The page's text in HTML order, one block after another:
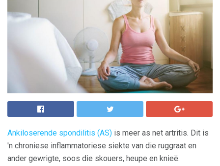
Ankiloserende spondilitis (AS) is meer as net artritis. Dit is
'n chroniese inflammatoriese siekte van die ruggraat en
ander gewrigte, soos die skouers, heupe en knieë.